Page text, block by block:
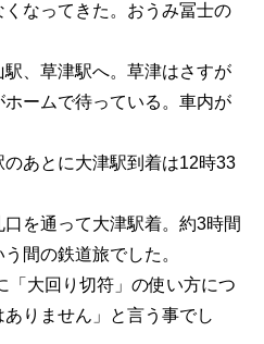
なってきた。おうみ冨士の
、草津駅へ。草津はさすが
ームで待っている。車内が
あとに大津駅到着は12時33
を通って大津駅着。約3時間
間の鉄道旅でした。
「大回り切符」の使い方につ
りません」と言う事でし